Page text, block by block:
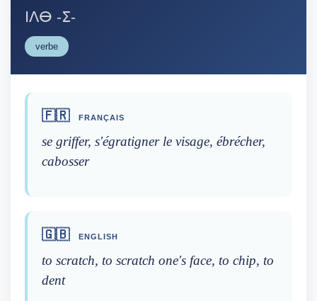
ⵏⴷⴱ -ⵉ-
verbe
🇫🇷 FRANÇAIS
se griffer, s'égratigner le visage, ébrécher,
cabosser
🇬🇧 ENGLISH
to scratch, to scratch one's face, to chip, to
dent